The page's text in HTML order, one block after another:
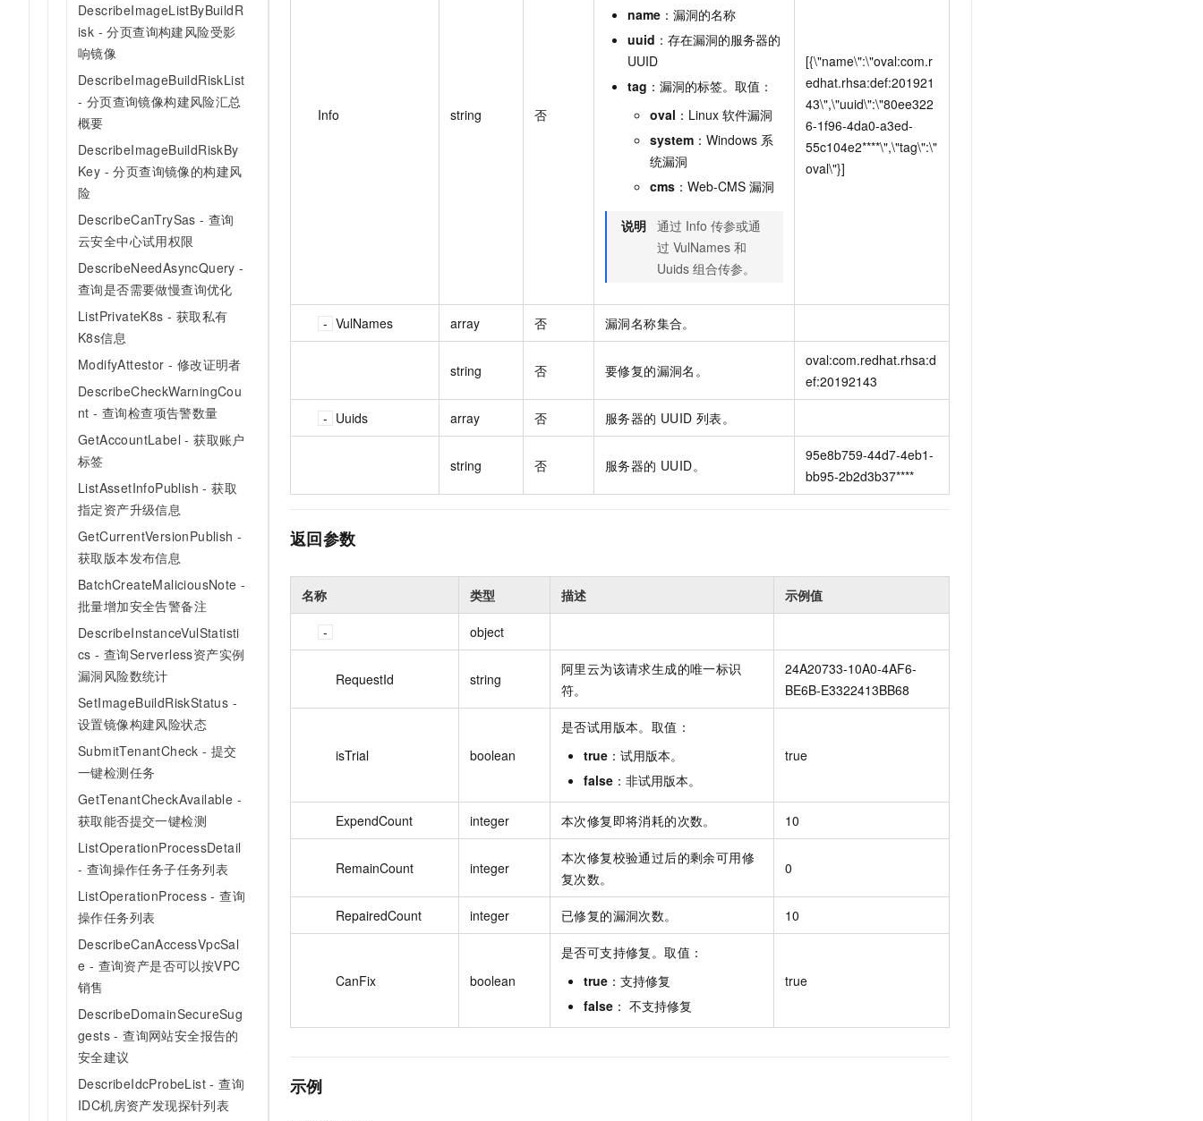
DescribeImageListByBuildR
isk - 分页查询构建风险受影
响镜像
DescribeImageBuildRiskList
- 分页查询镜像构建风险汇总
概要
DescribeImageBuildRiskBy
Key - 分页查询镜像的构建风
险
DescribeCanTrySas - 查询
云安全中心试用权限
DescribeNeedAsyncQuery -
查询是否需要做慢查询优化
ListPrivateK8s - 获取私有
K8s信息
ModifyAttestor - 修改证明者
DescribeCheckWarningCou
nt - 查询检查项告警数量
GetAccountLabel - 获取账户
标签
ListAssetInfoPublish - 获取
指定资产升级信息
GetCurrentVersionPublish -
获取版本发布信息
BatchCreateMaliciousNote -
批量增加安全告警备注
DescribeInstanceVulStatisti
cs - 查询Serverless资产实例
漏洞风险数统计
SetImageBuildRiskStatus -
设置镜像构建风险状态
SubmitTenantCheck - 提交
一键检测任务
GetTenantCheckAvailable -
获取能否提交一键检测
ListOperationProcessDetail
- 查询操作任务子任务列表
ListOperationProcess - 查询
操作任务列表
DescribeCanAccessVpcSal
e - 查询资产是否可以按VPC
销售
DescribeDomainSecureSug
gests - 查询网站安全报告的
安全建议
DescribeIdcProbeList - 查询
IDC机房资产发现探针列表
Info string 否
name ：漏洞的名称
uuid ：存在漏洞的服务器的
UUID
tag ：漏洞的标签。取值：
oval ：Linux 软件漏洞
system ：Windows 系
统漏洞
cms ：Web-CMS 漏洞
说明 通过 Info 传参或通
过 VulNames 和
Uuids 组合传参。
[{\"name\":\"oval:com.r
edhat.rhsa:def:201921
43\",\"uuid\":\"80ee322
6-1f96-4da0-a3ed-
55c104e2****\",\"tag\":\"
oval\"}]
VulNames array 否 漏洞名称集合。
string 否 要修复的漏洞名。
oval:com.redhat.rhsa:d
ef:20192143
Uuids array 否 服务器的 UUID 列表。
string 否 服务器的 UUID。
95e8b759-44d7-4eb1-
bb95-2b2d3b37****
返回参数
名称 类型 描述 示例值
object
RequestId string
阿里云为该请求生成的唯一标识
符。
24A20733-10A0-4AF6-
BE6B-E3322413BB68
isTrial boolean
是否试用版本。取值：
true ：试用版本。
false ：非试用版本。
true
ExpendCount integer 本次修复即将消耗的次数。 10
RemainCount integer
本次修复校验通过后的剩余可用修
复次数。
0
RepairedCount integer 已修复的漏洞次数。 10
CanFix boolean
是否可支持修复。取值：
true ：支持修复
false ： 不支持修复
true
示例